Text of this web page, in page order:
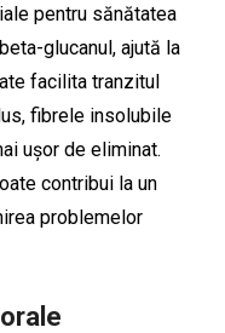
pentru sănătatea
glucanul, ajută la
facilita tranzitul
fibrele insolubile
ușor de eliminat.
contribui la un
problemelor